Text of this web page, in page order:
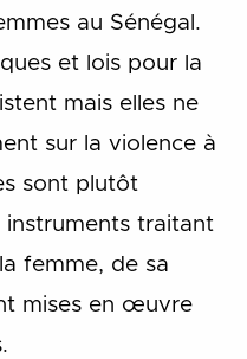
au Sénégal.
et lois pour la
mais elles ne
sur la violence à
sont plutôt
instruments traitant
femme, de sa
mises en œuvre